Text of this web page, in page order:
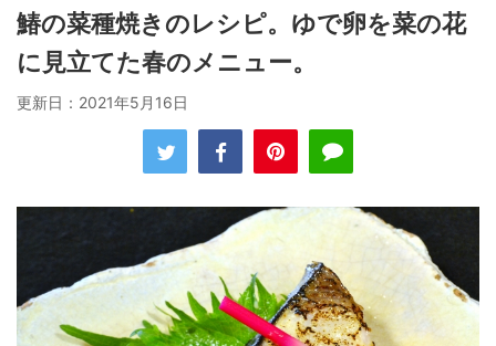
鰆の菜種焼きのレシピ。ゆで卵を菜の花
に見立てた春のメニュー。
更新日： 2021年5月16日